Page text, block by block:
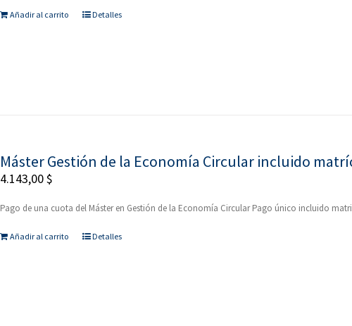
Añadir al carrito Detalles
Máster Gestión de la Economía Circular incluido
4.143,00$
Pago de una cuota del Máster en Gestión de la Economía Circular Pago único incluido
Añadir al carrito Detalles